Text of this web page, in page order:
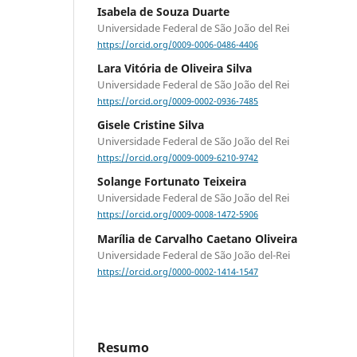
Isabela de Souza Duarte
Universidade Federal de São João del Rei
https://orcid.org/0009-0006-0486-4406
Lara Vitória de Oliveira Silva
Universidade Federal de São João del Rei
https://orcid.org/0009-0002-0936-7485
Gisele Cristine Silva
Universidade Federal de São João del Rei
https://orcid.org/0009-0009-6210-9742
Solange Fortunato Teixeira
Universidade Federal de São João del Rei
https://orcid.org/0009-0008-1472-5906
Marília de Carvalho Caetano Oliveira
Universidade Federal de São João del-Rei
https://orcid.org/0000-0002-1414-1547
Resumo